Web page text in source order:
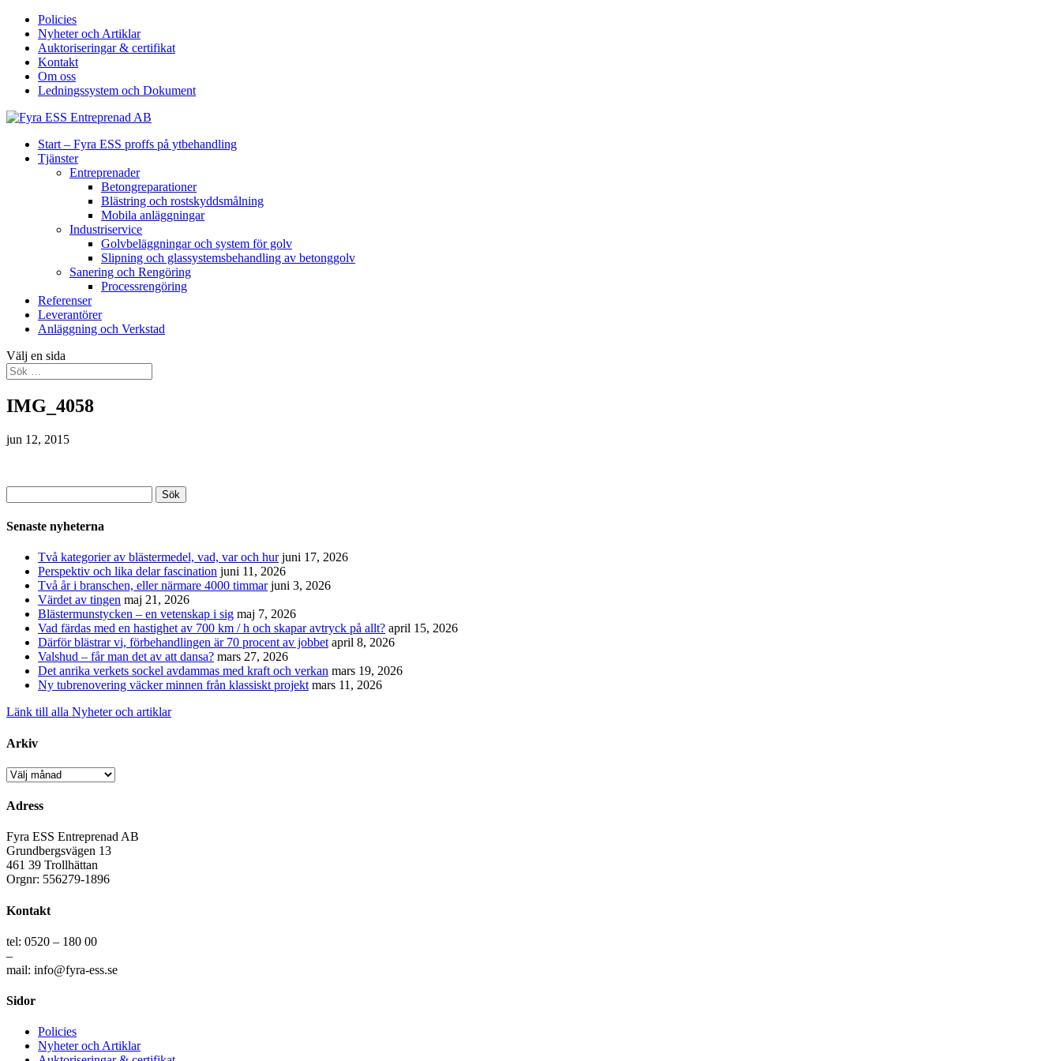
Policies
Nyheter och Artiklar
Auktoriseringar & certifikat
Kontakt
Om oss
Ledningssystem och Dokument
Start – Fyra ESS proffs på ytbehandling
Tjänster
Entreprenader
Betongreparationer
Blästring och rostskyddsmålning
Mobila anläggningar
Industriservice
Golvbeläggningar och system för golv
Slipning och glassystemsbehandling av betonggolv
Sanering och Rengöring
Processrengöring
Referenser
Leverantörer
Anläggning och Verkstad
Välj en sida
IMG_4058
jun 12, 2015
efter:
Senaste nyheterna
Två kategorier av blästermedel, vad, var och hur juni 17, 2026
Perspektiv och lika delar fascination juni 11, 2026
Två år i branschen, eller närmare 4000 timmar juni 3, 2026
Värdet av tingen maj 21, 2026
Blästermunstycken – en vetenskap i sig maj 7, 2026
Vad färdas med en hastighet av 700 km / h och skapar avtryck på allt? april 15, 2026
Därför blästrar vi, förbehandlingen är 70 procent av jobbet april 8, 2026
Valshud – får man det av att dansa? mars 27, 2026
Det anrika verkets sockel avdammas med kraft och verkan mars 19, 2026
Ny tubrenovering väcker minnen från klassiskt projekt mars 11, 2026
Länk till alla Nyheter och artiklar
Arkiv
Arkiv
Adress
Fyra ESS Entreprenad AB
Grundbergsvägen 13
461 39 Trollhättan
Orgnr: 556279-1896
Kontakt
tel: 0520 – 180 00
–
mail: info@fyra-ess.se
Sidor
Policies
Nyheter och Artiklar